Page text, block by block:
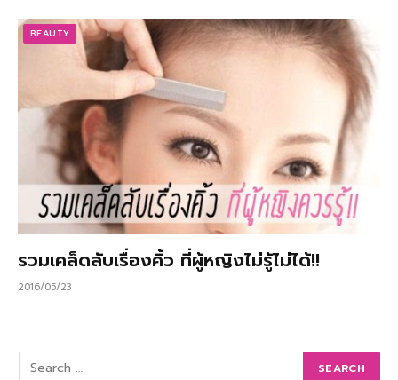
BEAUTY
รวมเคล็ดลับเรื่องคิ้ว ที่ผู้หญิงไม่รู้ไม่ได้!!
2016/05/23